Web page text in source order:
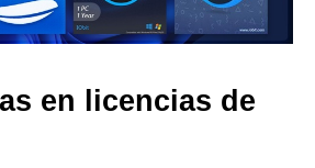
en licencias de